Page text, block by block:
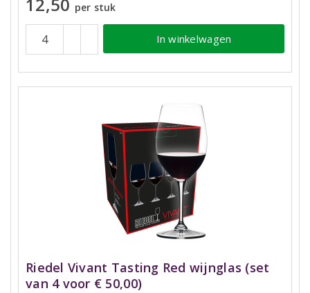
12,50 per stuk
In winkelwagen
Riedel Vivant Tasting Red wijnglas (set
van 4 voor € 50,00)